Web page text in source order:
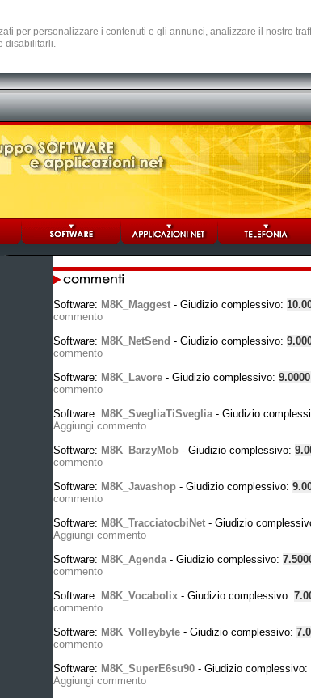
per personalizzare i contenuti e gli annunci, analizzare il nostro
disabilitarli.
Software: M8K_Maggest- Giudizio complessivo:
commento
Software: M8K_NetSend - Giudizio complessivo:
commento
Software: M8K_Lavore- Giudizio complessivo: 9.0000
commento
Software: M8K_SvegliaTiSveglia- Giudizio
Aggiungi commento
Software: M8K_BarzyMob- Giudizio complessivo:
commento
Software: M8K_Javashop- Giudizio complessivo:
commento
Software: M8K_TracciatocbiNet- Giudizio
Aggiungi commento
Software: M8K_Agenda- Giudizio complessivo:
commento
Software: M8K_Vocabolix- Giudizio complessivo:
commento
Software: M8K_Volleybyte- Giudizio complessivo:
commento
Software: M8K_SuperE6su90- Giudizio complessivo:
Aggiungi commento